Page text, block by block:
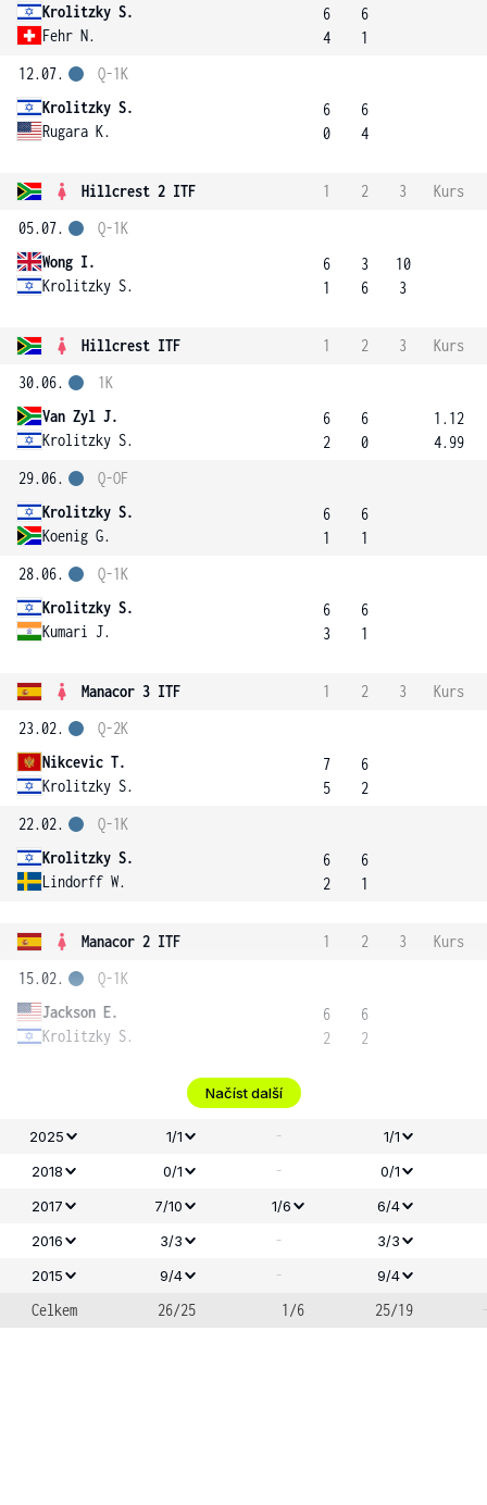
Krolitzky S.
Fehr N.
6
4
6
1
12.07.
Krolitzky S.
Rugara K.
Q-1K
6
0
6
4
Hillcrest 2 ITF 1 2 3
Kurs
05.07.
Wong I.
Krolitzky S.
Q-1K
6
1
3
6
10
3
Hillcrest ITF 1 2 3
Kurs
30.06.
Van Zyl J.
Krolitzky S.
1K
6
2
6
0
1.12
4.99
29.06.
Krolitzky S.
Koenig G.
Q-OF
6
1
6
1
28.06.
Krolitzky S.
Kumari J.
Q-1K
6
3
6
1
Manacor 3 ITF 1 2 3
Kurs
23.02.
Nikcevic T.
Krolitzky S.
Q-2K
7
5
6
2
22.02.
Krolitzky S.
Lindorff W.
Q-1K
6
2
6
1
Manacor 2 ITF 1 2 3
Kurs
15.02.
Jackson E.
Krolitzky S.
Q-1K
6
2
6
2
Načíst další
2025 1/1 -
1/1
2018
0/1 -
0/1
2017
7/10 1/6
6/4
2016
3/3 -
3/3
2015
9/4 - 9/4
Celkem 26/25 1/6 25/19